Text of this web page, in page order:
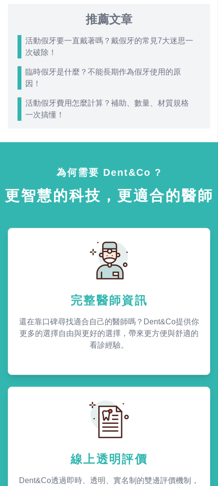
推薦文章
活動假牙要一直戴著嗎？戴假牙的常見7大迷思一
次破除！
臨時假牙是什麼？不能長期作為假牙使用的原
因！
活動假牙費用怎麼計算？補助、數量、材質規格
一次搞懂！
為何需要 Dent&Co ?
更智慧的科技，更適合的醫師
完整醫師資訊
還在靠口碑尋找適合自己的醫師嗎？Dent&Co提供你
更多的選擇自由與更好的選擇，帶來更方便與舒適的
看診經驗。
線上透明評價
Dent&Co透過即時、透明、實名制的雙邊評價機制，